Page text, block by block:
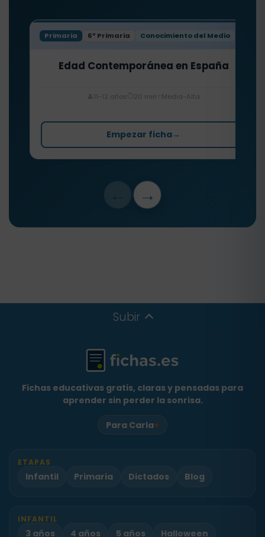
Primaria 6º Primaria Conocimiento del Medio
Edad Contemporánea en España
11-12 años 20 min Media-Alta
Empezar ficha→
→
Subir
Fichas educativas gratis, claras y pensadas para
aprender sin perder la sonrisa.
Para Carla♥
ETAPAS
Infantil Primaria Dictados Blog
INFANTIL
3 años 4 años 5 años
Halloween